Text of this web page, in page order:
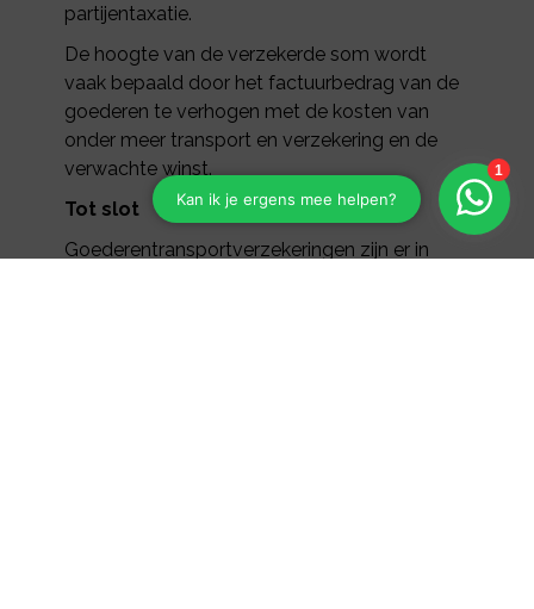
partijentaxatie.
De hoogte van de verzekerde som wordt
vaak bepaald door het factuurbedrag van de
goederen te verhogen met de kosten van
onder meer transport en verzekering en de
verwachte winst.
Tot slot
Goederentransportverzekeringen zijn er in